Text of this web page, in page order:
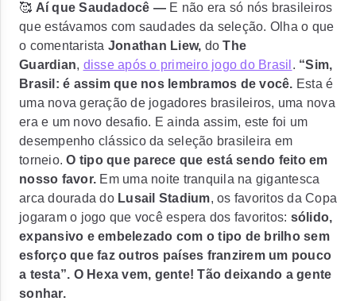
🥰 Aí que Saudadocê — E não era só nós brasileiros
que estávamos com saudades da seleção. Olha o que
o comentarista Jonathan Liew, do The
Guardian, disse após o primeiro jogo do Brasil . “Sim,
Brasil: é assim que nos lembramos de você. Esta é
uma nova geração de jogadores brasileiros, uma nova
era e um novo desafio. E ainda assim, este foi um
desempenho clássico da seleção brasileira em
torneio.O tipo que parece que está sendo feito em
nosso favor. Em uma noite tranquila na gigantesca
arca dourada do Lusail Stadium, os favoritos da Copa
jogaram o jogo que você espera dos favoritos: sólido,
expansivo e embelezado com o tipo de brilho sem
esforço que faz outros países franzirem um pouco
a testa”. O Hexa vem, gente! Tão deixando a gente
sonhar.